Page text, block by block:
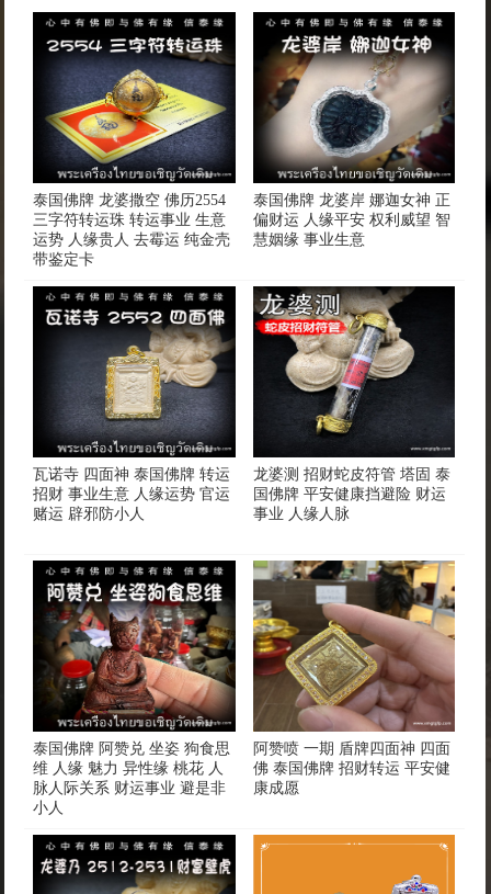
泰国佛牌 龙婆撒空 佛历2554
三字符转运珠 转运事业 生意
运势 人缘贵人 去霉运 纯金壳
带鉴定卡
泰国佛牌 龙婆岸 娜迦女神 正
偏财运 人缘平安 权利威望 智
慧姻缘 事业生意
瓦诺寺 四面神 泰国佛牌 转运
招财 事业生意 人缘运势 官运
赌运 辟邪防小人
龙婆测 招财蛇皮符管 塔固 泰
国佛牌 平安健康挡避险 财运
事业 人缘人脉
泰国佛牌 阿赞兑 坐姿 狗食思
维 人缘 魅力 异性缘 桃花 人
脉人际关系 财运事业 避是非
小人
阿赞喷 一期 盾牌四面神 四面
佛 泰国佛牌 招财转运 平安健
康成愿